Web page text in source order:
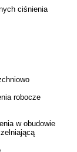
ciśnienia
robocze
w obudowie